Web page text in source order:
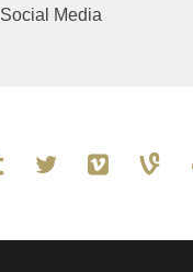
Social Media